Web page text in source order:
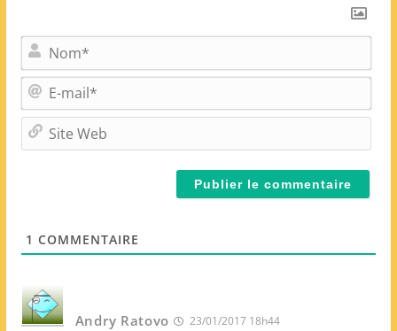
o
m
*
E
-
m
i
1 COMMENTAIRE
Andry Ratovo 23/01/2017 18h44